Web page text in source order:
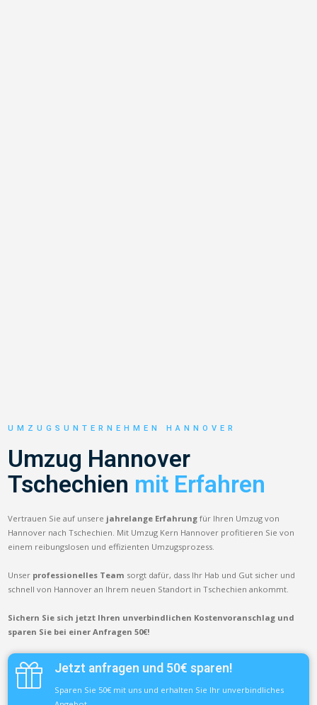
UMZUGSUNTERNEHMEN HANNOVER
Umzug Hannover
Tschechien mit Erfahren
Vertrauen Sie auf unsere jahrelange Erfahrung für Ihren Umzug von
Hannover nach Tschechien. Mit Umzug Kern Hannover profitieren Sie von
einem reibungslosen und effizienten Umzugsprozess.
Unser professionelles Team sorgt dafür, dass Ihr Hab und Gut sicher und
schnell von Hannover an Ihrem neuen Standort in Tschechien ankommt.
Sichern Sie sich jetzt Ihren unverbindlichen Kostenvoranschlag und
sparen Sie bei einer Anfragen 50€!
Jetzt anfragen und 50€ sparen!
Sparen Sie 50€ mit uns und erhalten Sie Ihr unverbindliches